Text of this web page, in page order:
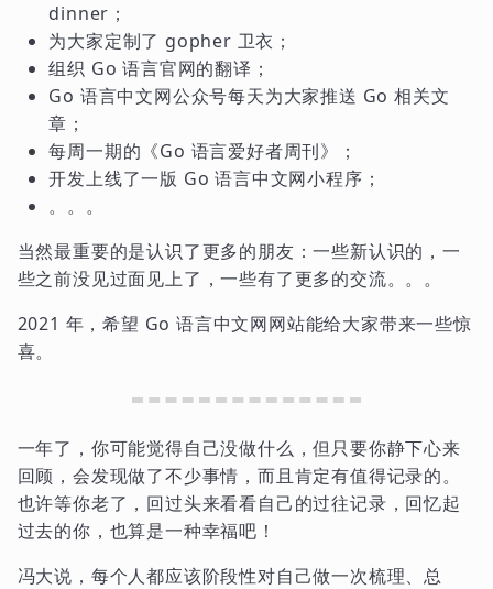
dinner；
为大家定制了 gopher 卫衣；
组织 Go 语言官网的翻译；
Go 语言中文网公众号每天为大家推送 Go 相关文
章；
每周一期的《Go 语言爱好者周刊》；
开发上线了一版 Go 语言中文网小程序；
。。。
当然最重要的是认识了更多的朋友：一些新认识的，一
些之前没见过面见上了，一些有了更多的交流。。。
2021 年，希望 Go 语言中文网网站能给大家带来一些惊
喜。
一年了，你可能觉得自己没做什么，但只要你静下心来
回顾，会发现做了不少事情，而且肯定有值得记录的。
也许等你老了，回过头来看看自己的过往记录，回忆起
过去的你，也算是一种幸福吧！
冯大说，每个人都应该阶段性对自己做一次梳理、总